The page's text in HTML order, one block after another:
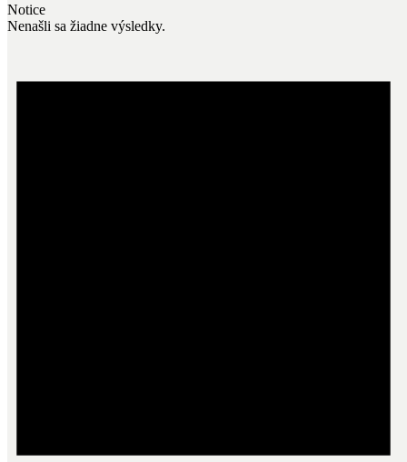
Notice
Nenašli sa žiadne výsledky.